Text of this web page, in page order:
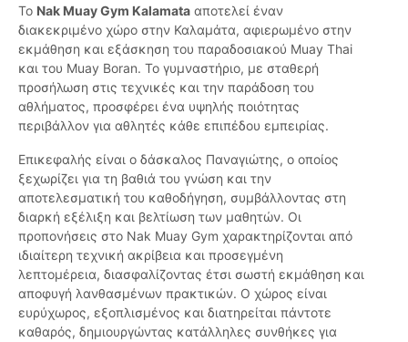
Το Nak Muay Gym Kalamata αποτελεί έναν
διακεκριμένο χώρο στην Καλαμάτα, αφιερωμένο στην
εκμάθηση και εξάσκηση του παραδοσιακού Muay Thai
και του Muay Boran. Το γυμναστήριο, με σταθερή
προσήλωση στις τεχνικές και την παράδοση του
αθλήματος, προσφέρει ένα υψηλής ποιότητας
περιβάλλον για αθλητές κάθε επιπέδου εμπειρίας.
Επικεφαλής είναι ο δάσκαλος Παναγιώτης, ο οποίος
ξεχωρίζει για τη βαθιά του γνώση και την
αποτελεσματική του καθοδήγηση, συμβάλλοντας στη
διαρκή εξέλιξη και βελτίωση των μαθητών. Οι
προπονήσεις στο Nak Muay Gym χαρακτηρίζονται από
ιδιαίτερη τεχνική ακρίβεια και προσεγμένη
λεπτομέρεια, διασφαλίζοντας έτσι σωστή εκμάθηση και
αποφυγή λανθασμένων πρακτικών. Ο χώρος είναι
ευρύχωρος, εξοπλισμένος και διατηρείται πάντοτε
καθαρός, δημιουργώντας κατάλληλες συνθήκες για